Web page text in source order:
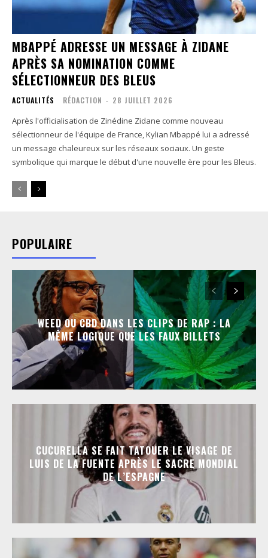
MBAPPÉ ADRESSE UN MESSAGE À ZIDANE
APRÈS SA NOMINATION COMME
SÉLECTIONNEUR DES BLEUS
ACTUALITÉS RÉDACTION - 28 JUILLET 2026
Après l'officialisation de Zinédine Zidane comme nouveau
sélectionneur de l'équipe de France, Kylian Mbappé lui a adressé
un message chaleureux sur les réseaux sociaux. Un geste
symbolique qui marque le début d'une nouvelle ère pour les Bleus.
POPULAIRE
WEED OU CBD DANS LES CLIPS DE RAP : LA
MÊME LOGIQUE QUE LES FAUX BILLETS
CUCURELLA SE FAIT TATOUER LE VISAGE DE
LUIS DE LA FUENTE APRÈS LE SACRE MONDIAL
DE L’ESPAGNE